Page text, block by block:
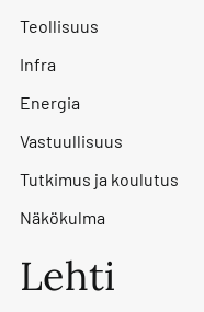
Teollisuus
Infra
Energia
Vastuullisuus
Tutkimus ja koulutus
Näkökulma
Lehti